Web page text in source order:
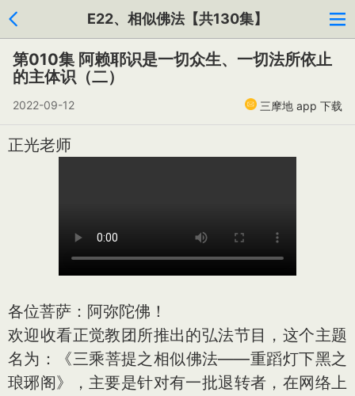
E22、相似佛法【共130集】
第010集 阿赖耶识是一切众生、一切法所依止
的主体识（二）
2022-09-12 三摩地 app 下载
正光老师
各位菩萨：阿弥陀佛！
欢迎收看正觉教团所推出的弘法节目，这个主题
名为：《三乘菩提之相似佛法——重蹈灯下黑之
琅琊阁》，主要是针对有一批退转者，在网络上